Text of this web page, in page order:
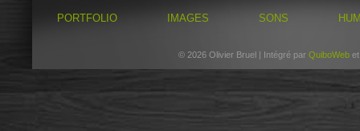
PORTFOLIO IMAGES SONS
© 2026 Olivier Bruel | Intégré par QuiboWeb